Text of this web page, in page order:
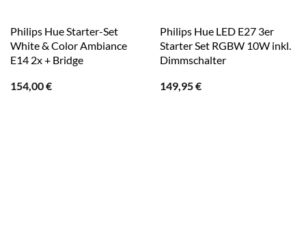
Philips Hue Starter-Set
White & Color Ambiance
E14 2x + Bridge
154,00€
Philips Hue LED E27 3er
Starter Set RGBW 10W inkl.
Dimmschalter
149,95€